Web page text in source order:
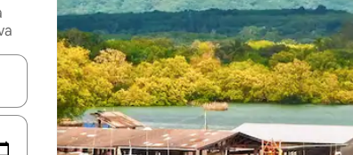
os usando as seta para cima e para baixo do teclado